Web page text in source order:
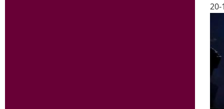
20-